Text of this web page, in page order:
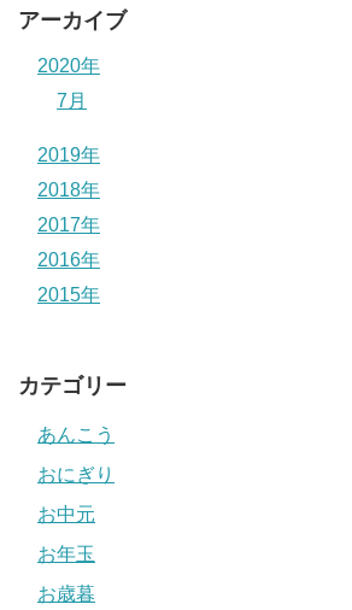
アーカイブ
2020年
7月
2019年
2018年
2017年
2016年
2015年
カテゴリー
あんこう
おにぎり
お中元
お年玉
お歳暮